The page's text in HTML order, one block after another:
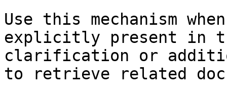
Use this mechanism
explicitly present in
clarification or